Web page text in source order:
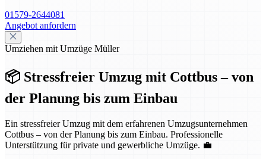
01579-2644081
Angebot anfordern
Umziehen mit Umzüge Müller
📦 Stressfreier Umzug mit Cottbus – von
der Planung bis zum Einbau
Ein stressfreier Umzug mit dem erfahrenen Umzugsunternehmen
Cottbus – von der Planung bis zum Einbau. Professionelle
Unterstützung für private und gewerbliche Umzüge. 💼